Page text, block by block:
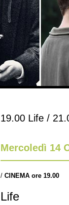
19.00 Life /
Mercoledì 14
/ CINEMA ore 19.00
Life